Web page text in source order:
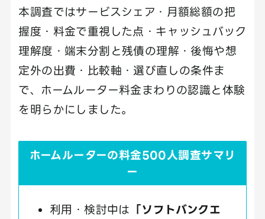
本調査ではサービスシェア・月額総額の把
握度・料金で重視した点・キャッシュバック
理解度・端末分割と残債の理解・後悔や想
定外の出費・比較軸・選び直しの条件ま
で、ホームルーター料金まわりの認識と体験
を明らかにしました。
ホームルーターの料金500人調査サマリ
ー
利用・検討中は 「ソフトバンクエ